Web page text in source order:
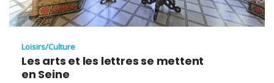
Loisirs/Culture
Les arts et les lettres se mettent
en Seine